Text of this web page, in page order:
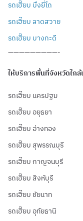
รถเฮี๊ยบ บึงยี่โถ
รถเฮี๊ยบ ลาดสวาย
รถเฮี๊ยบ บางกะดี
—————————-
ให้บริการพื้นที่จังหวัดใกล้
รถเฮี๊ยบ นครปฐม
รถเฮี๊ยบ อยุธยา
รถเฮี๊ยบ อ่างทอง
รถเฮี๊ยบ สุพรรณบุรี
รถเฮี๊ยบ กาญจนบุรี
รถเฮี๊ยบ สิงห์บุรี
รถเฮี๊ยบ ชัยนาท
รถเฮี๊ยบ อุทัยธานี